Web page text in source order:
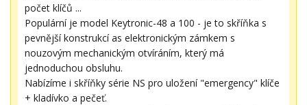
počet klíčů ...
Populární je model Keytronic-48 a 100 - je to skříňka s
pevnější konstrukcí as elektronickým zámkem s
nouzovým mechanickým otvíráním, který má
jednoduchou obsluhu.
Nabízíme i skříňky série NS pro uložení "emergency" klíče
+ kladívko a pečeť.